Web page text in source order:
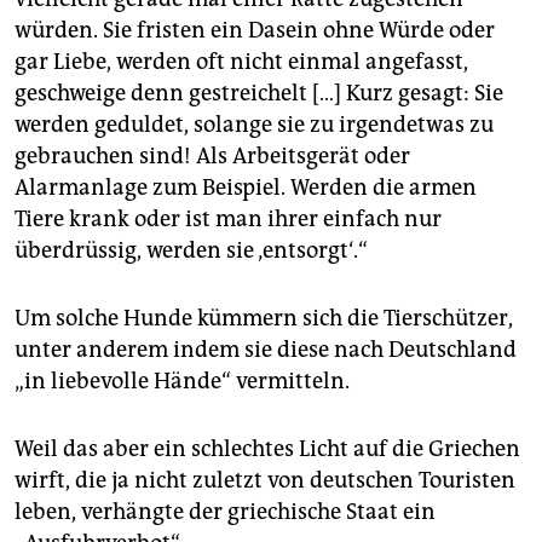
würden. Sie fristen ein Dasein ohne Würde oder
gar Liebe, werden oft nicht einmal angefasst,
geschweige denn gestreichelt […] Kurz gesagt: Sie
werden geduldet, solange sie zu irgendetwas zu
gebrauchen sind! Als Arbeitsgerät oder
Alarmanlage zum Beispiel. Werden die armen
Tiere krank oder ist man ihrer einfach nur
überdrüssig, werden sie ‚entsorgt‘.“
Um solche Hunde kümmern sich die Tierschützer,
unter anderem indem sie diese nach Deutschland
„in liebevolle Hände“ vermitteln.
Weil das aber ein schlechtes Licht auf die Griechen
wirft, die ja nicht zuletzt von deutschen Touristen
leben, verhängte der griechische Staat ein